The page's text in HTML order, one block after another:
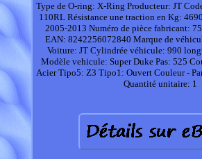
Type de O-ring: X-Ring Producteur: JT
110RL Résistance une traction en Kg:
2005-2013 Numéro de pièce fabricant:
EAN: 8242256072840 Marque de
Voiture: JT Cylindrée véhicule: 990
Modèle vehicule: Super Duke Pas: 525
Acier Tipo5: Z3 Tipo1: Ouvert Couleur -
Quantité unitaire: 1